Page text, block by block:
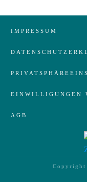
IMPRESSUM
EINWILLIGUNGEN
AGB
Copyright